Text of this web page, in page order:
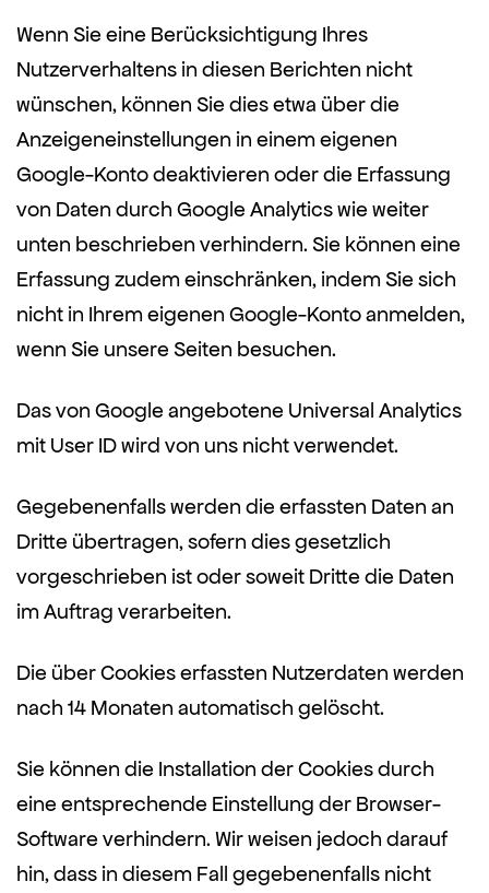
Wenn Sie eine Berücksichtigung Ihres
Nutzerverhaltens in diesen Berichten nicht
wünschen, können Sie dies etwa über die
Anzeigeneinstellungen in einem eigenen
Google-Konto deaktivieren oder die Erfassung
von Daten durch Google Analytics wie weiter
unten beschrieben verhindern. Sie können eine
Erfassung zudem einschränken, indem Sie sich
nicht in Ihrem eigenen Google-Konto anmelden,
wenn Sie unsere Seiten besuchen.
Das von Google angebotene Universal Analytics
mit User ID wird von uns nicht verwendet.
Gegebenenfalls werden die erfassten Daten an
Dritte übertragen, sofern dies gesetzlich
vorgeschrieben ist oder soweit Dritte die Daten
im Auftrag verarbeiten.
Die über Cookies erfassten Nutzerdaten werden
nach 14 Monaten automatisch gelöscht.
Sie können die Installation der Cookies durch
eine entsprechende Einstellung der Browser-
Software verhindern. Wir weisen jedoch darauf
hin, dass in diesem Fall gegebenenfalls nicht